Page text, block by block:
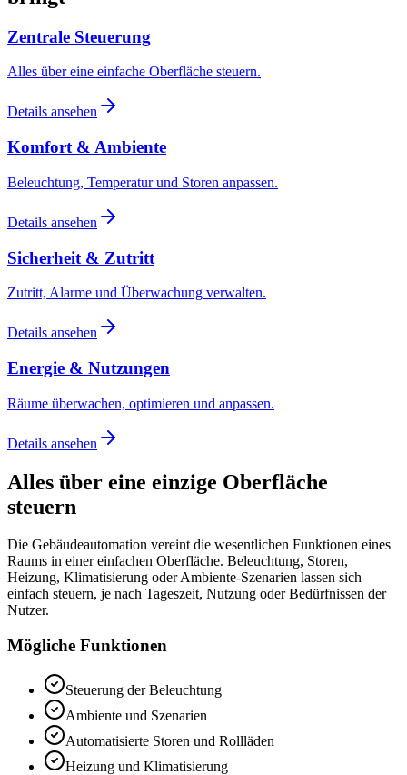
Zentrale Steuerung
Alles über eine einfache Oberfläche steuern.
Details ansehen
Komfort & Ambiente
Beleuchtung, Temperatur und Storen anpassen.
Details ansehen
Sicherheit & Zutritt
Zutritt, Alarme und Überwachung verwalten.
Details ansehen
Energie & Nutzungen
Räume überwachen, optimieren und anpassen.
Details ansehen
Alles über eine einzige Oberfläche
steuern
Die Gebäudeautomation vereint die wesentlichen Funktionen eines
Raums in einer einfachen Oberfläche. Beleuchtung, Storen,
Heizung, Klimatisierung oder Ambiente-Szenarien lassen sich
einfach steuern, je nach Tageszeit, Nutzung oder Bedürfnissen der
Nutzer.
Mögliche Funktionen
Steuerung der Beleuchtung
Ambiente und Szenarien
Automatisierte Storen und Rollläden
Heizung und Klimatisierung